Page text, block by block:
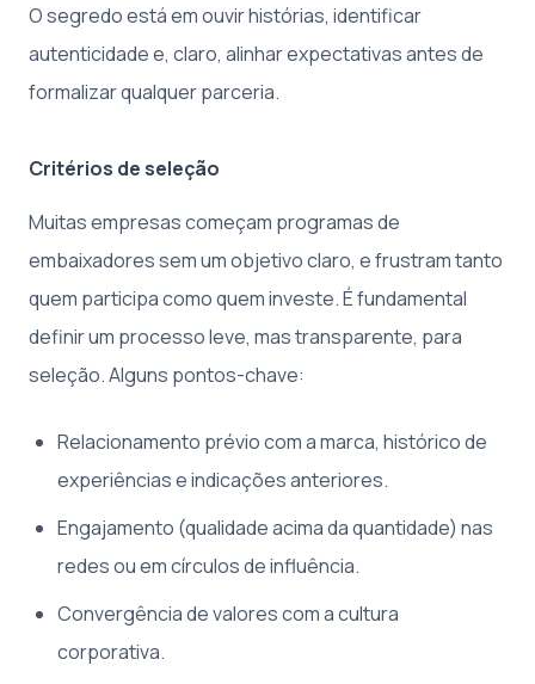
O segredo está em ouvir histórias, identificar
autenticidade e, claro, alinhar expectativas antes de
formalizar qualquer parceria.
Critérios de seleção
Muitas empresas começam programas de
embaixadores sem um objetivo claro, e frustram tanto
quem participa como quem investe. É fundamental
definir um processo leve, mas transparente, para
seleção. Alguns pontos-chave:
Relacionamento prévio com a marca, histórico de
experiências e indicações anteriores.
Engajamento (qualidade acima da quantidade) nas
redes ou em círculos de influência.
Convergência de valores com a cultura
corporativa.